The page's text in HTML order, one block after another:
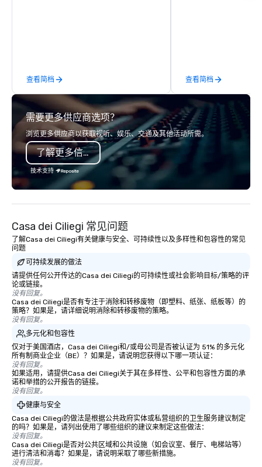
late model luxury vehicles to the
highly experienced and professional
team of chauffeurs and support staff;
you will know quality when you travel
with La Costa Limousine.
查看简档 查看简档
需要更多供应商选项？
浏览更多供应商以获取视听、娱乐、交通及其他活动所需。
了解更多信息
技术支持
Casa dei Ciliegi 常见问题
了解Casa dei Ciliegi有关健康与安全、可持续性以及多样性和包容性的常见
问题
可持续发展的做法
请提供任何公开传达的Casa dei Ciliegi的可持续性或社会影响目标/策略的评
论或链接。
没有回复。
Casa dei Ciliegi是否有专注于消除和转移废物（即塑料、纸张、纸板等）的
策略？如果是，请详细说明消除和转移废物的策略。
没有回复。
多元化和包容性
仅对于美国酒店，Casa dei Ciliegi和/或母公司是否被认证为 51% 的多元化
所有制商业企业（BE）？如果是，请说明您获得以下哪一项认证：
没有回复。
如果适用，请提供Casa dei Ciliegi关于其在多样性、公平和包容性方面的承
诺和举措的公开报告的链接。
没有回复。
健康与安全
Casa dei Ciliegi的做法是根据公共政府实体或私营组织的卫生服务建议制定
的吗？如果是，请列出使用了哪些组织的建议来制定这些做法：
没有回复。
Casa dei Ciliegi是否对公共区域和公共设施（如会议室、餐厅、电梯站等）
进行清洁和消毒？如果是，请说明采取了哪些新措施。
没有回复。